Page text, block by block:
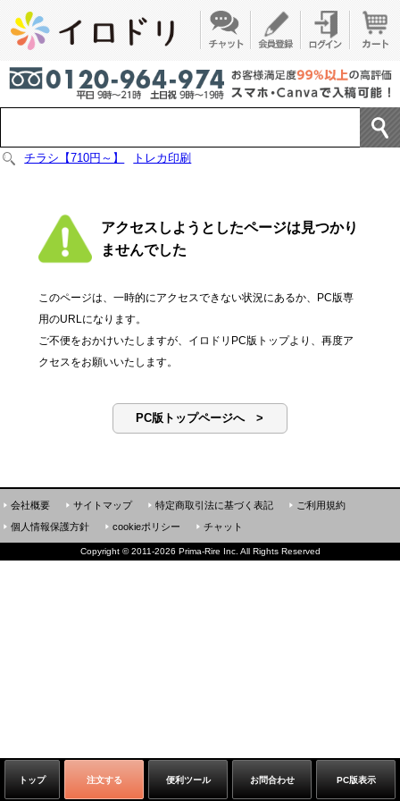
チラシ【710円～】 トレカ印刷
アクセスしようとしたページは見つかり
ませんでした
このページは、一時的にアクセスできない状況にあるか、PC版専
用のURLになります。
ご不便をおかけいたしますが、イロドリPC版トップより、再度ア
クセスをお願いいたします。
PC版トップページへ >
トップ 注文する 便利ツール お問合わせ PC版表示
会社概要 サイトマップ 特定商取引法に基づく表記
ご利用規約
個人情報保護方針
cookieポリシー チャット
Copyright ©2011-2026 Prima-Rire Inc. All Rights Reserved